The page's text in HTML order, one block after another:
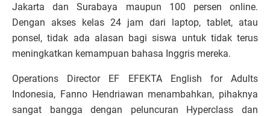
Jakarta dan Surabaya maupun 100 persen online.
Dengan akses kelas 24 jam dari laptop, tablet, atau
ponsel, tidak ada alasan bagi siswa untuk tidak terus
meningkatkan kemampuan bahasa Inggris mereka.
Operations Director EF EFEKTA English for Adults
Indonesia, Fanno Hendriawan menambahkan, pihaknya
sangat bangga dengan peluncuran Hyperclass dan